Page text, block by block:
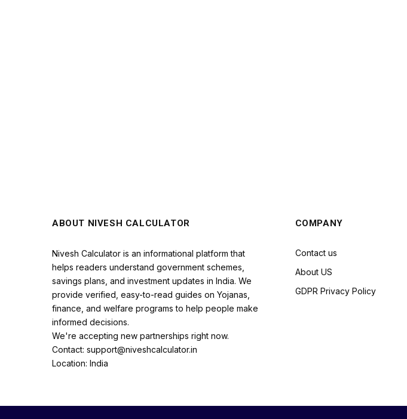
ABOUT NIVESH CALCULATOR
Nivesh Calculator is an informational platform that
helps readers understand government schemes,
savings plans, and investment updates in India. We
provide verified, easy-to-read guides on Yojanas,
finance, and welfare programs to help people make
informed decisions.
We're accepting new partnerships right now.
Contact: support@niveshcalculator.in
Location: India
COMPANY
Contact us
About US
GDPR Privacy Policy